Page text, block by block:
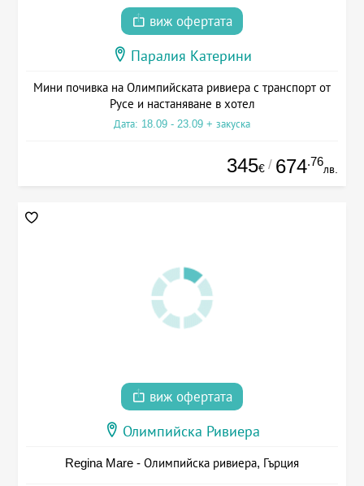
виж офертата
Паралия Катерини
Мини почивка на Олимпийската ривиера с транспорт от
Русе и настаняване в хотел
Дата: 18.09 - 23.09 + закуска
345€ / 674.76
лв.
виж офертата
Олимпийска Ривиера
Regina Mare - Олимпийска ривиера, Гърция